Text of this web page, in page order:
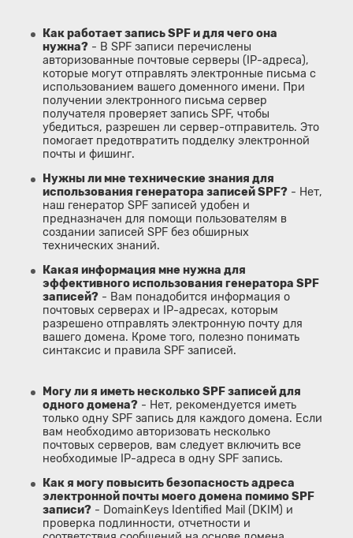
Как работает запись SPF и для чего она
нужна? - В SPF записи перечислены
авторизованные почтовые серверы (IP-адреса),
которые могут отправлять электронные письма с
использованием вашего доменного имени. При
получении электронного письма сервер
получателя проверяет запись SPF, чтобы
убедиться, разрешен ли сервер-отправитель. Это
помогает предотвратить подделку электронной
почты и фишинг.
Нужны ли мне технические знания для
использования генератора записей SPF? - Нет,
наш генератор SPF записей удобен и
предназначен для помощи пользователям в
создании записей SPF без обширных
технических знаний.
Какая информация мне нужна для
эффективного использования генератора SPF
записей? - Вам понадобится информация о
почтовых серверах и IP-адресах, которым
разрешено отправлять электронную почту для
вашего домена. Кроме того, полезно понимать
синтаксис и правила SPF записей.
Могу ли я иметь несколько SPF записей для
одного домена? - Нет, рекомендуется иметь
только одну SPF запись для каждого домена. Если
вам необходимо авторизовать несколько
почтовых серверов, вам следует включить все
необходимые IP-адреса в одну SPF запись.
Как я могу повысить безопасность адреса
электронной почты моего домена помимо SPF
записи? - DomainKeys Identified Mail (DKIM) и
проверка подлинности, отчетности и